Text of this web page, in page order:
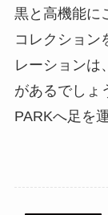
黒と高機能に
コレクション
レーションは
があるでしょ
PARKへ足を